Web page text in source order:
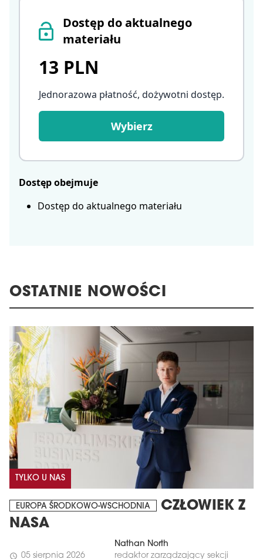
Dostęp do aktualnego
materiału
13 PLN
Jednorazowa płatność, dożywotni dostęp.
Wybierz
Dostęp obejmuje
Dostęp do aktualnego materiału
OSTATNIE NOWOŚCI
TYLKO U NAS
EUROPA ŚRODKOWO-WSCHODNIA
CZŁOWIEK Z
NASA
schedule 05 sierpnia 2026
Nathan North
redaktor zarządzający sekcji